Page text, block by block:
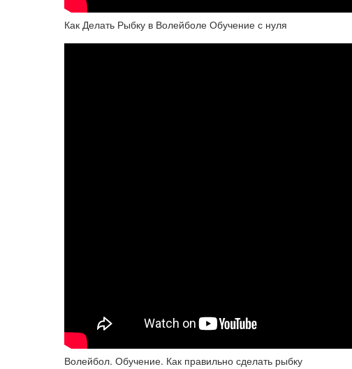
Как Делать Рыбку в Волейболе Обучение с нуля
Волейбол. Обучение. Как правильно сделать рыбку